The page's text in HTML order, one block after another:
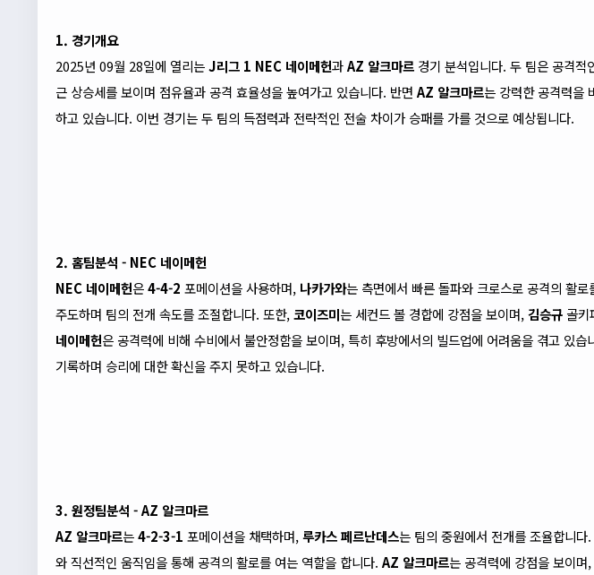
1. 경기개요
2025년 09월 28일에 열리는J리그 1 NEC 네이메헌과AZ 알크마르 경기 분석입니다. 두 팀은 공격적
근 상승세를 보이며 점유율과 공격 효율성을 높여가고 있습니다. 반면 AZ 알크마르는 강력한 공격력을
하고 있습니다. 이번 경기는 두 팀의 득점력과 전략적인 전술 차이가 승패를 가를 것으로 예상됩니다.
2. 홈팀분석 - NEC 네이메헌
NEC 네이메헌은4-4-2 포메이션을 사용하며, 나카가와는 측면에서 빠른 돌파와 크로스로 공격의 활로
주도하며 팀의 전개 속도를 조절합니다. 또한, 코이즈미는 세컨드 볼 경합에 강점을 보이며, 김승규 골
네이메헌은 공격력에 비해 수비에서 불안정함을 보이며, 특히 후방에서의 빌드업에 어려움을 겪고 있습
기록하며 승리에 대한 확신을 주지 못하고 있습니다.
3. 원정팀분석 - AZ 알크마르
AZ 알크마르는4-2-3-1 포메이션을 채택하며, 루카스 페르난데스는 팀의 중원에서 전개를 조율합니다.
와 직선적인 움직임을 통해 공격의 활로를 여는 역할을 합니다. AZ 알크마르는 공격력에 강점을 보이